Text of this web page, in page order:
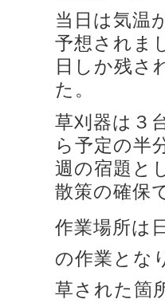
当日は気温
予想されま
日しか残さ
た。
草刈器は３
ら予定の半
週の宿題と
散策の確保
作業場所は
の作業とな
草された箇